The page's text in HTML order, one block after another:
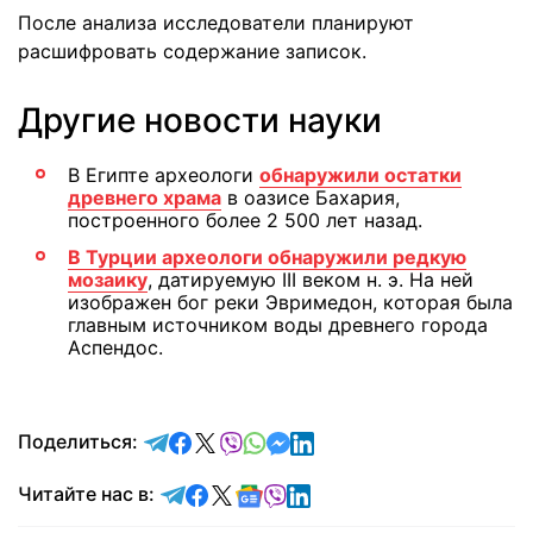
После анализа исследователи планируют
расшифровать содержание записок.
Другие новости науки
В Египте археологи обнаружили остатки
древнего храма в оазисе Бахария,
построенного более 2 500 лет назад.
В Турции археологи обнаружили редкую
мозаику, датируемую III веком н. э. На ней
изображен бог реки Эвримедон, которая была
главным источником воды древнего города
Аспендос.
Поделиться: отправить в Telegram
поделиться в Facebook
поделиться в X
отправить в Viber
отправить в Whatsapp
отправить в Messenger
отправить в LinkedIn
Читайте нас в: Читайте в Telegram
Читайте в Facebook
Читайте в X
Читайте в Google news
Читайте в Viber
Читайте в LinkedIn